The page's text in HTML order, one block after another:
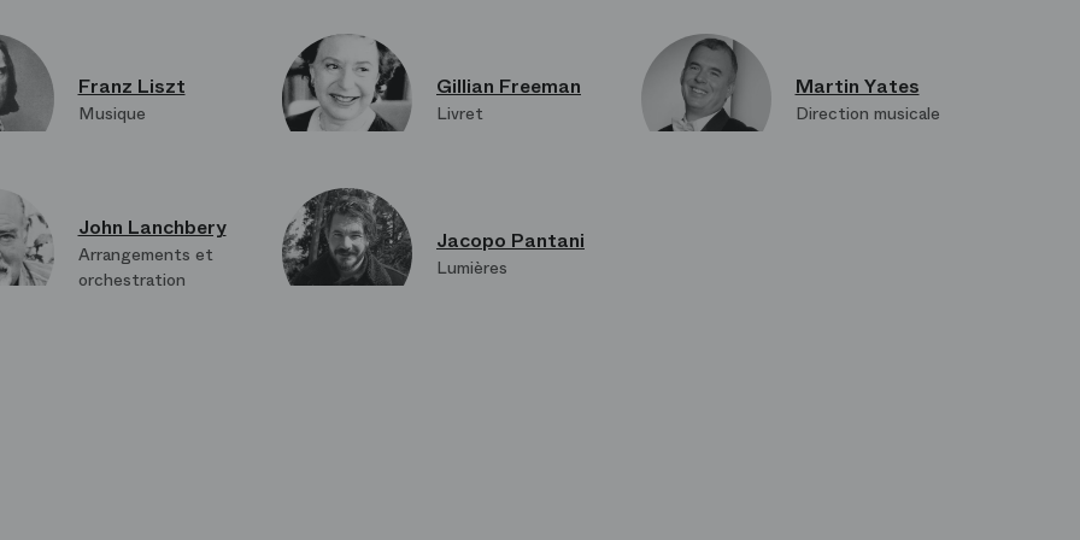
Franz Liszt
Musique
Gillian Freeman
Livret
Martin Yates
Direction musicale
John Lanchbery
Arrangements et
orchestration
Jacopo Pantani
Lumières